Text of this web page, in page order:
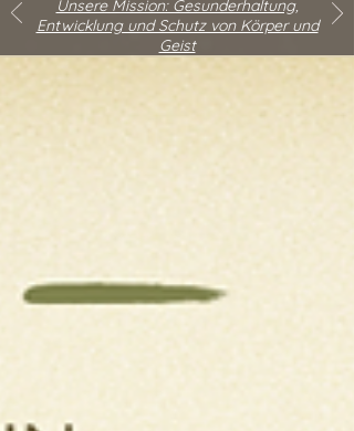
Unsere Mission: Gesunderhaltung,
Entwicklung und Schutz von Körper und
Geist